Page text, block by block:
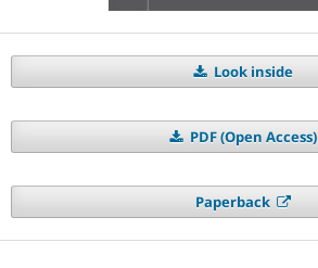
Look inside
PDF (Open Access)
Paperback